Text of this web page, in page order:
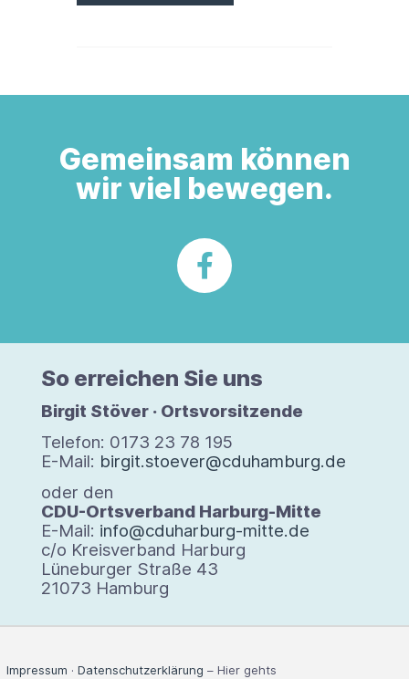
Gemeinsam können
wir viel bewegen.
So errei­chen Sie uns
Bir­git Stö­ver · Orts­vor­sit­zende
Tele­fon: 0173 23 78 195
E-Mail: birgit.stoever@cduhamburg.de
oder den
CDU-Orts­ver­band Harburg-​Mitte
E-​Mail: info@cduharburg-mitte.de
c/​o Kreis­ver­band Har­burg
Lüne­bur­ger Straße 43
21073 Ham­burg
Impressum · Datenschutzerklärung – Hier gehts